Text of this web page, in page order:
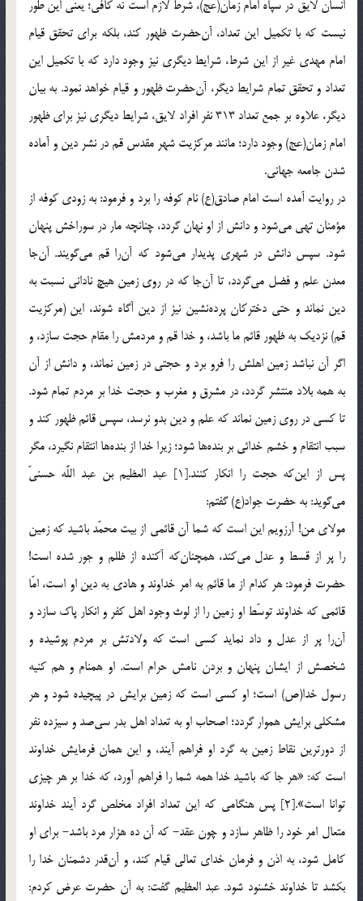
انسان لایق در سپاه امام زمان(عج)، شرط لازم است نه کافی؛ یعنی این طور
نیست که با تکمیل این تعداد، آن‌حضرت ظهور کند، بلکه برای تحقق قیام
امام مهدی غیر از این شرط، شرایط دیگری نیز وجود دارد که با تکمیل این
تعداد و تحقق تمام شرایط دیگر، آن‌حضرت ظهور و قیام خواهد نمود. به بیان
دیگر، علاوه بر جمع تعداد 313 نفر افراد لایق، شرایط دیگری نیز برای ظهور
امام زمان(عج) وجود دارد؛ مانند مرکزیت شهر مقدس قم در نشر دین و آماده
شدن جامعه جهانی.
در روایت آمده است امام صادق(ع) نام کوفه را برد و فرمود: به زودى کوفه از
مؤمنان تهى می‌شود و دانش از او نهان گردد، چنانچه مار در سوراخش پنهان
شود. سپس دانش در شهرى پدیدار می‌شود که آن‌را قم می‌گویند. آن‌جا
معدن علم و فضل می‌گردد، تا آن‌جا که در روى زمین هیچ نادانى نسبت به
دین نماند و حتی دخترکان پرده‌‏نشین نیز از دین آگاه شوند، این (مرکزیت
قم) نزدیک به ظهور قائم ما باشد، و خدا قم و مردمش را مقام حجت سازد، و
اگر آن نباشد زمین اهلش را فرو برد و حجتى در زمین نماند، و دانش از آن
به همه بلاد منتشر گردد، در مشرق و مغرب و حجت خدا بر مردم تمام شود.
تا کسى در روى زمین نماند که علم و دین بدو نرسد، سپس قائم ظهور کند و
سبب انتقام و خشم خدائى بر بنده‌‏ها شود؛ زیرا خدا از بنده‌‏ها انتقام نگیرد، مگر
پس از این‌‌که حجت را انکار کنند.[1] عبد العظیم بن عبد اللَّه حسنىّ
می‌گوید: به حضرت جواد(ع) گفتم:
مولاى من! آرزویم این است که شما آن قائمى از بیت محمّد باشید که زمین
را پر از قسط و عدل می‌کند، همچنان‌که آکنده از ظلم و جور شده است!
حضرت فرمود: هر کدام از ما قائم به امر خداوند و هادى به دین او است، امّا
قائمى که خداوند توسّط او زمین را از لوث وجود اهل کفر و انکار پاک سازد و
آن‌را پر از عدل و داد نماید کسى است که ولادتش بر مردم پوشیده و
شخصش از ایشان پنهان و بردن نامش حرام است. او همنام و هم کنیه
رسول خدا(ص) است؛ او کسى است که زمین برایش در پیچیده شود و هر
مشکلى برایش هموار گردد؛ اصحاب او به تعداد اهل بدر سی‌صد و سیزده نفر
از دورترین نقاط زمین به گرد او فراهم آیند، و این همان فرمایش خداوند
است که: «هر جا که باشید خدا همه شما را فراهم آورد، که خدا بر هر چیزى
توانا است».[2] پس هنگامى که این تعداد افراد مخلص گرد آیند خداوند
متعال امر خود را ظاهر سازد و چون عقد- که آن ده هزار مرد باشد- براى او
کامل شود، به اذن و فرمان خداى تعالى قیام کند، و آن‌قدر دشمنان خدا را
بکشد تا خداوند خشنود شود. عبد العظیم گفت: به آن حضرت عرض کردم: